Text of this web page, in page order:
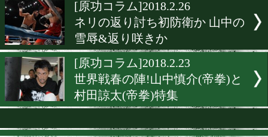
[原功コラム]2018.2.28
米国で食料調達のネリ 「
準備をする」
[原功コラム]2018.2.27
尻に火がついた山中 「挑
気持ちが強い」